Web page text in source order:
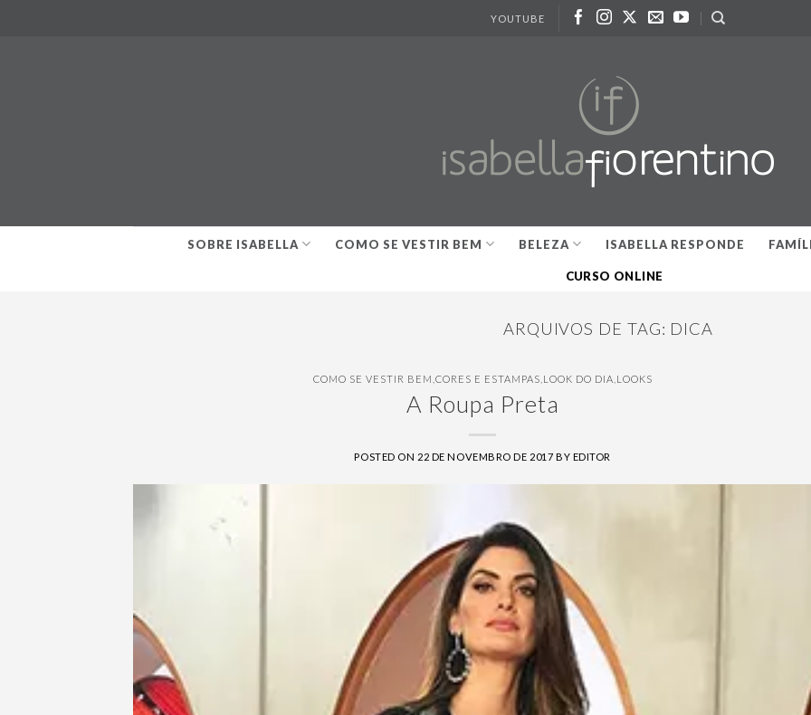
YOUTUBE
SOBRE ISABELLA COMO SE VESTIR BEM BELEZA ISABELLA RESPONDE
CURSO ONLINE
ARQUIVOS DE TAG: DICA
COMO SE VESTIR BEM CORES E ESTAMPAS LOOK DO DIA LOOKS
A Roupa Preta
POSTED ON 22 DE NOVEMBRO DE 2017 BY EDITOR